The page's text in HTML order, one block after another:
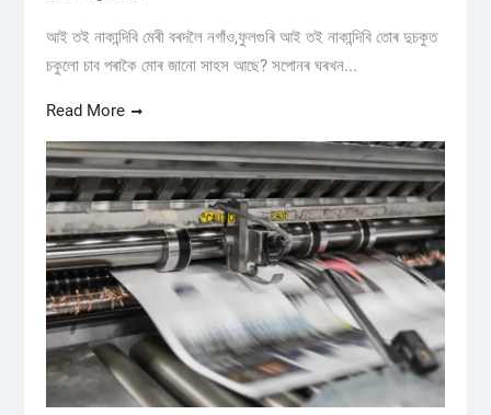
আই তই নাকান্দিবি মেৰী বৰদলৈ নগাঁও,ফুলগুৰি আই তই নাকান্দিবি তোৰ দুচকুত
চকুলো চাব পৰাকৈ মোৰ জানো সাহস আছে? সপোনৰ ঘৰখন...
Read More